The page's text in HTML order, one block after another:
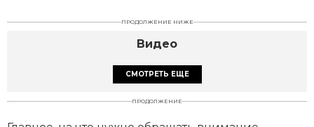
ПРОДОЛЖЕНИЕ НИЖЕ
Видео
СМОТРЕТЬ ЕЩЕ
ПРОДОЛЖЕНИЕ